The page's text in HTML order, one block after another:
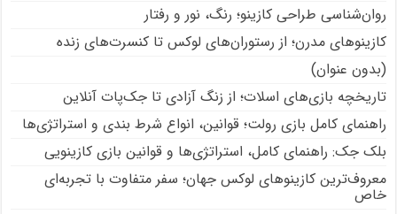
روان‌شناسی طراحی کازینو؛ رنگ، نور و رفتار
کازینوهای مدرن؛ از رستوران‌های لوکس تا کنسرت‌های زنده
(بدون عنوان)
تاریخچه بازی‌های اسلات؛ از زنگ آزادی تا جک‌پات‌ آنلاین
راهنمای کامل بازی رولت؛ قوانین، انواع شرط بندی و استراتژی‌ها
بلک جک: راهنمای کامل، استراتژی‌ها و قوانین بازی کازینویی
معروف‌ترین کازینوهای لوکس جهان؛ سفر متفاوت با تجربه‌ای
خاص